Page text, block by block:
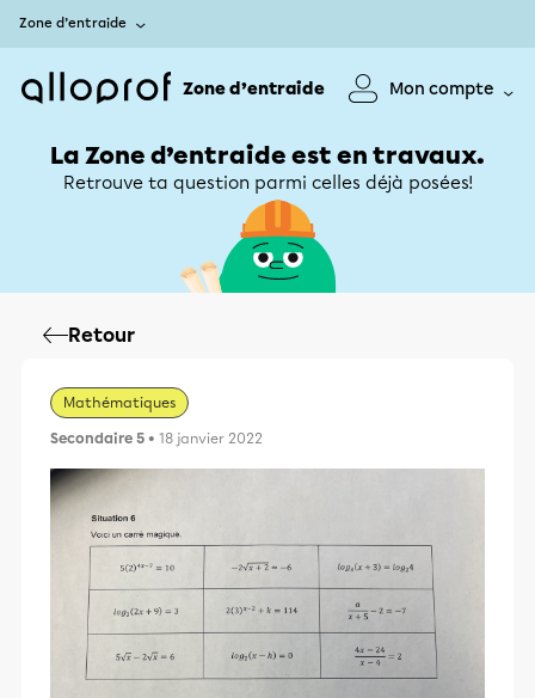
Zone d’entraide
Zone d’entraide Mon compte
La Zone d’entraide est en travaux.
Retrouve ta question parmi celles déjà posées!
Retour
Mathématiques
Secondaire 5 • 18 janvier 2022